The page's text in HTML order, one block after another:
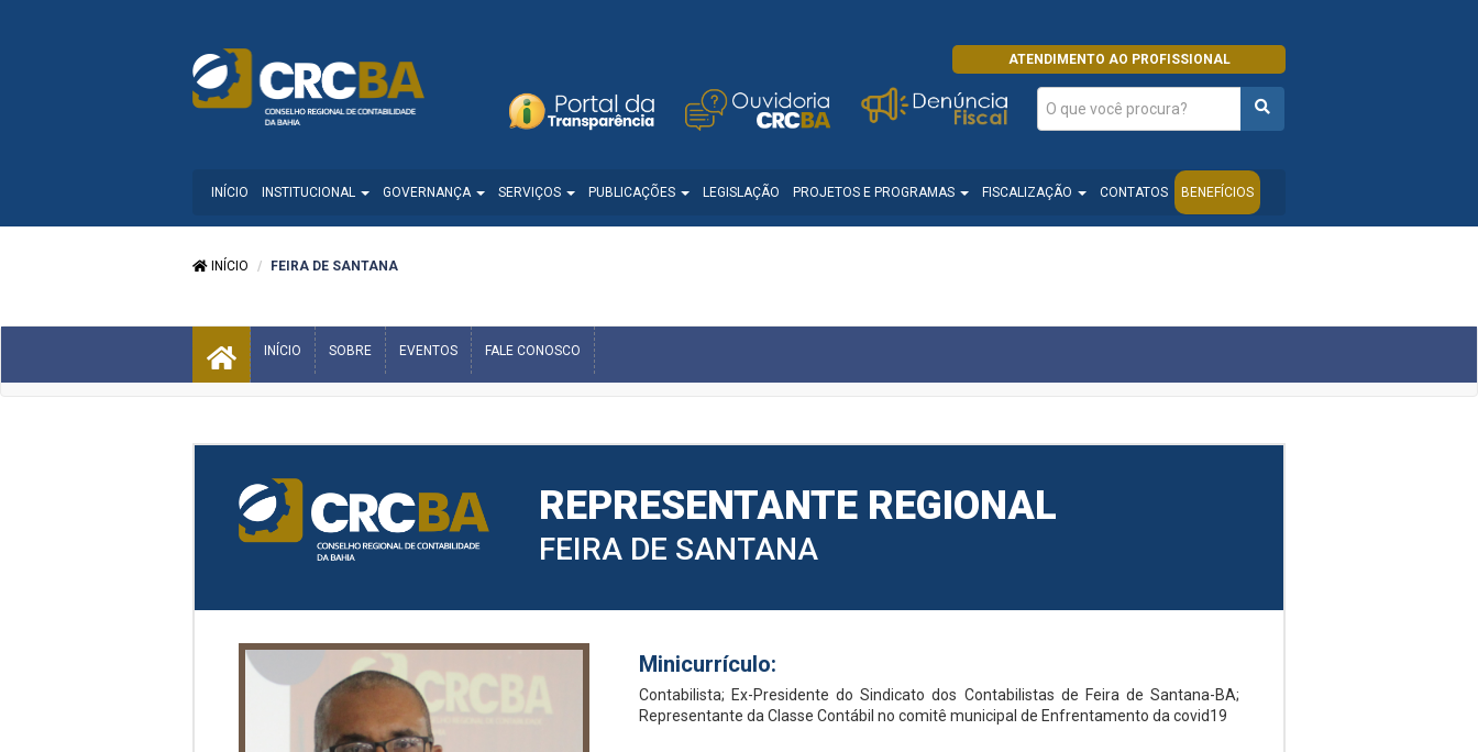
ATENDIMENTO AO PROFISSIONAL
INÍCIO INSTITUCIONAL GOVERNANÇA SERVIÇOS PUBLICAÇÕES LEGISLAÇÃO PROJETOS E PROGRAMAS FISCALIZAÇÃO CONTATOS BENEFÍCIOS
INÍCIO FEIRA DE SANTANA
INÍCIO SOBRE EVENTOS FALE CONOSCO
REPRESENTANTE REGIONAL
FEIRA DE SANTANA
Minicurrículo:
Contabilista; Ex-Presidente do Sindicato dos Contabilistas de Feira de Santana-BA;
Representante da Classe Contábil no comitê municipal de Enfrentamento da covid19